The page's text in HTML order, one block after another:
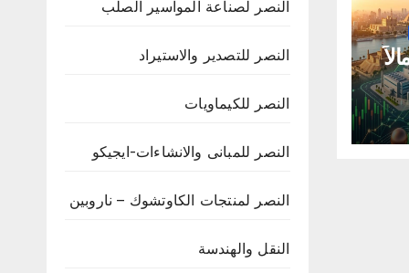
النصر لصناعة المواسير الصلب
النصر للتصدير والاستيراد
النصر للكيماويات
النصر للمبانى والانشاءات-ايجيكو
النصر لمنتجات الكاوتشوك – ناروبين
النقل والهندسة